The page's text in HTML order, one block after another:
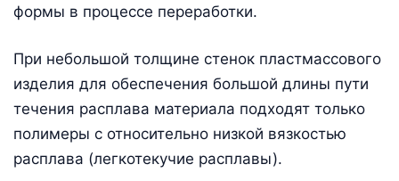
формы в процессе переработки.
При небольшой толщине стенок пластмассового
изделия для обеспечения большой длины пути
течения расплава материала подходят только
полимеры с относительно низкой вязкостью
расплава (легкотекучие расплавы).